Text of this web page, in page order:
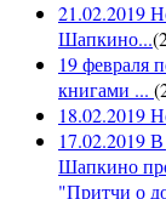
21.02.2019
Шапкино...(
19 февраля
книгами ... (
18.02.2019
17.02.2019
Шапкино
"Притчи о